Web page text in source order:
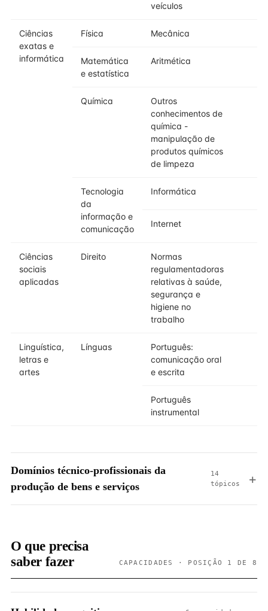
veículos
Ciências
exatas e
informática
Física Mecânica
Matemática
e estatística
Aritmética
Química
Outros
conhecimentos de
química -
manipulação de
produtos químicos
de limpeza
Tecnologia
da
informação e
comunicação
Informática
Internet
Ciências
sociais
aplicadas
Direito
Normas
regulamentadoras
relativas à saúde,
segurança e
higiene no
trabalho
Linguística,
letras e
artes
Línguas
Português:
comunicação oral
e escrita
Português
instrumental
Domínios técnico-profissionais da
produção de bens e serviços
14
tópicos
O que precisa
saber fazer
CAPACIDADES · POSIÇÃO 1 DE 8